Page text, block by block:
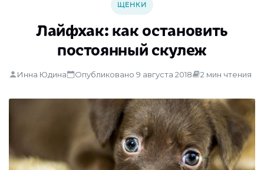
ЩЕНКИ
Лайфхак: как остановить
постоянный скулеж
Инна Юдина Опубликовано 9 августа 2018 2 мин чтения